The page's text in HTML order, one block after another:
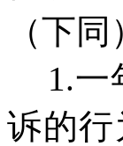
（下
1.一
诉的